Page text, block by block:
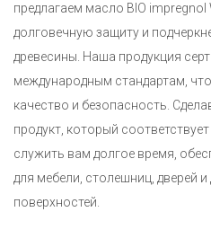
предлагаем масло BIO
долговечную защиту и
древесины. Наша продукция
международным стандартам,
качество и безопасность.
продукт, который
служить вам долгое время,
для мебели, столешниц, дверей и
поверхностей.